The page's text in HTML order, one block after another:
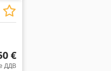
€
ДДВ